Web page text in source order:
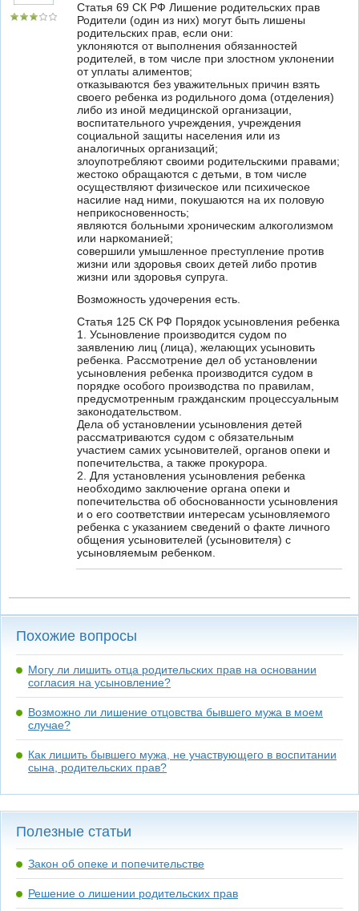
Статья 69 СК РФ Лишение родительских прав
Родители (один из них) могут быть лишены
родительских прав, если они:
уклоняются от выполнения обязанностей
родителей, в том числе при злостном уклонении
от уплаты алиментов;
отказываются без уважительных причин взять
своего ребенка из родильного дома (отделения)
либо из иной медицинской организации,
воспитательного учреждения, учреждения
социальной защиты населения или из
аналогичных организаций;
злоупотребляют своими родительскими правами;
жестоко обращаются с детьми, в том числе
осуществляют физическое или психическое
насилие над ними, покушаются на их половую
неприкосновенность;
являются больными хроническим алкоголизмом
или наркоманией;
совершили умышленное преступление против
жизни или здоровья своих детей либо против
жизни или здоровья супруга.
Возможность удочерения есть.
Статья 125 СК РФ Порядок усыновления ребенка
1. Усыновление производится судом по
заявлению лиц (лица), желающих усыновить
ребенка. Рассмотрение дел об установлении
усыновления ребенка производится судом в
порядке особого производства по правилам,
предусмотренным гражданским процессуальным
законодательством.
Дела об установлении усыновления детей
рассматриваются судом с обязательным
участием самих усыновителей, органов опеки и
попечительства, а также прокурора.
2. Для установления усыновления ребенка
необходимо заключение органа опеки и
попечительства об обоснованности усыновления
и о его соответствии интересам усыновляемого
ребенка с указанием сведений о факте личного
общения усыновителей (усыновителя) с
усыновляемым ребенком.
Похожие вопросы
Могу ли лишить отца родительских прав на основании
согласия на усыновление?
Возможно ли лишение отцовства бывшего мужа в моем
случае?
Как лишить бывшего мужа, не участвующего в воспитании
сына, родительских прав?
Полезные статьи
Закон об опеке и попечительстве
Решение о лишении родительских прав